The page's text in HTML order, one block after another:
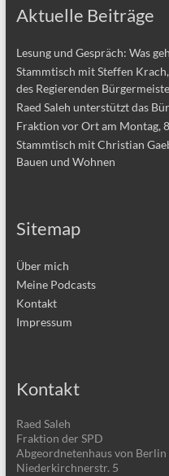
Aktuelle Beiträge
Lesung und Gespräch: Was
Stammtisch mit Steffen
des Regierenden
Raed Saleh unterstützt das
Fraktion vor Ort am Montag,
Stammtisch mit Christian
Bauen und Wohnen
Sitemap
Über mich
Meine Podcasts
Kontakt
Impressum
Kontakt
Raed Saleh
Fraktion der SPD
Abgeordnetenhaus von Berlin
Niederkirchnerstr. 5